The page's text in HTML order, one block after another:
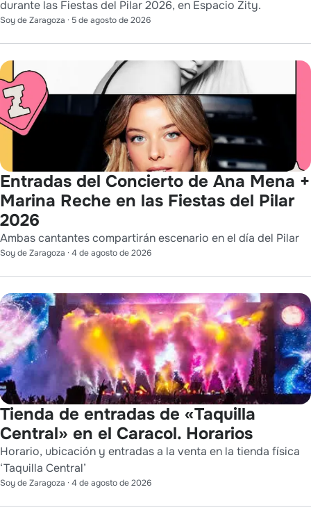
durante las Fiestas del Pilar 2026, en Espacio Zity.
Soy de Zaragoza · 5 de agosto de 2026
Entradas del Concierto de Ana Mena +
Marina Reche en las Fiestas del Pilar
2026
Ambas cantantes compartirán escenario en el día del Pilar
Soy de Zaragoza · 4 de agosto de 2026
Tienda de entradas de «Taquilla
Central» en el Caracol. Horarios
Horario, ubicación y entradas a la venta en la tienda física
‘Taquilla Central’
Soy de Zaragoza · 4 de agosto de 2026